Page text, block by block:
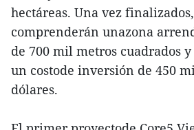
hectáreas. Una vez
comprenderán unazona
de 700 mil metros cuadrados
un costode inversión de 450
dólares.